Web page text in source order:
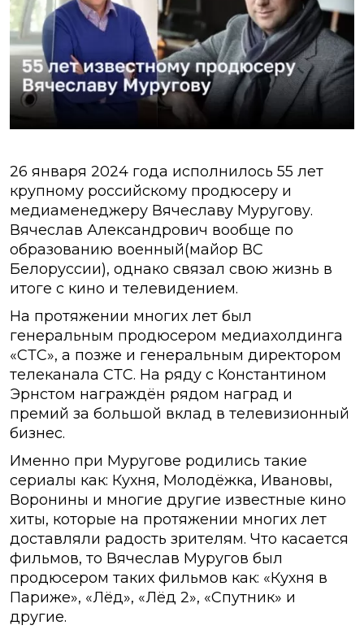
26 января 2024 года исполнилось 55 лет
крупному российскому продюсеру и
медиаменеджеру Вячеславу Муругову.
Вячеслав Александрович вообще по
образованию военный(майор ВС
Белоруссии), однако связал свою жизнь в
итоге с кино и телевидением.
На протяжении многих лет был
генеральным продюсером медиахолдинга
«СТС», а позже и генеральным директором
телеканала СТС. На ряду с Константином
Эрнстом награждён рядом наград и
премий за большой вклад в телевизионный
бизнес.
Именно при Муругове родились такие
сериалы как: Кухня, Молодёжка, Ивановы,
Воронины и многие другие известные кино
хиты, которые на протяжении многих лет
доставляли радость зрителям. Что касается
фильмов, то Вячеслав Муругов был
продюсером таких фильмов как: «Кухня в
Париже», «Лёд», «Лёд 2», «Спутник» и
другие.